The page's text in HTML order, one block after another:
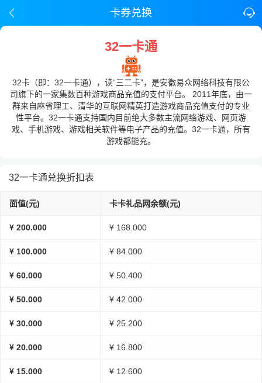
卡券兑换
32一卡通
32卡（即：32一卡通），读“三二卡”，是安徽易众网络科技有限公
司旗下的一家集数百种游戏商品充值的支付平台。 2011年底，由一
群来自麻省理工、清华的互联网精英打造游戏商品充值支付的专业
性平台。32一卡通支持国内目前绝大多数主流网络游戏、网页游
戏、手机游戏、游戏相关软件等电子产品的充值。32一卡通，所有
游戏都能充。
32一卡通兑换折扣表
面值(元) 卡卡礼品网余额(元)
¥ 200.000 ¥ 168.000
¥ 100.000 ¥ 84.000
¥ 60.000 ¥ 50.400
¥ 50.000 ¥ 42.000
¥ 30.000 ¥ 25.200
¥ 20.000 ¥ 16.800
¥ 15.000 ¥ 12.600